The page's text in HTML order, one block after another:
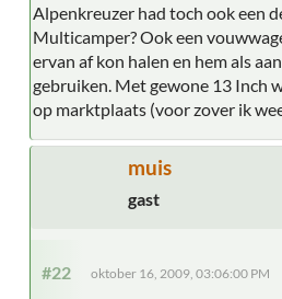
Alpenkreuzer had toch ook een
Multicamper? Ook een
ervan af kon halen en hem als
gebruiken. Met gewone 13 Inch
op marktplaats (voor zover ik
muis
gast
#22 oktober 16, 2009, 03:06:00 PM